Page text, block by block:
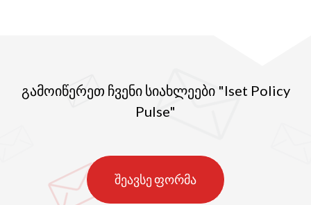
გამოიწერეთ ჩვენი სიახლეები "Iset Policy
Pulse"
შეავსე ფორმა